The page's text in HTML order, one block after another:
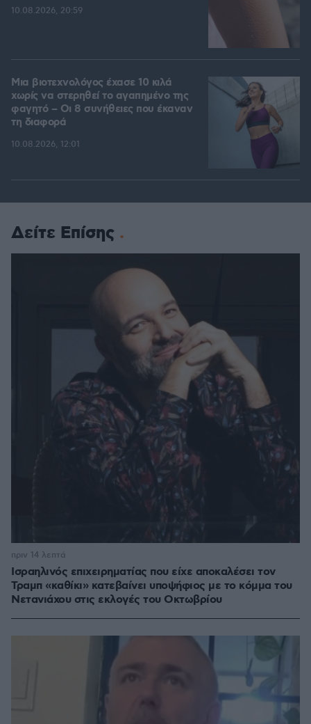
10.08.2026, 20:59
Μια βιοτεχνολόγος έχασε 10 κιλά
χωρίς να στερηθεί το αγαπημένο της
φαγητό – Οι 8 συνήθειες που έκαναν
τη διαφορά
10.08.2026, 12:01
Δείτε Επίσης
Ισραηλινός επιχειρηματίας που είχε αποκαλέσει τον
Τραμπ «καθίκι» κατεβαίνει υποψήφιος με το κόμμα του
Νετανιάχου στις εκλογές του Οκτωβρίου
πριν 14 λεπτά